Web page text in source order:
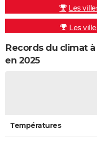
Les
Les
Records du climat
en 2025
Températures